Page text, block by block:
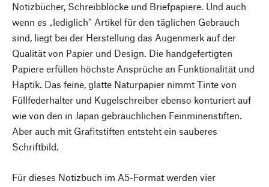
Notizbücher, Schreibblöcke und Briefpapiere. Und auch
wenn es „lediglich“ Artikel für den täglichen Gebrauch
sind, liegt bei der Herstellung das Augenmerk auf der
Qualität von Papier und Design. Die handgefertigten
Papiere erfüllen höchste Ansprüche an Funktionalität und
Haptik. Das feine, glatte Naturpapier nimmt Tinte von
Füllfederhalter und Kugelschreiber ebenso konturiert auf
wie von den in Japan gebräuchlichen Feinminenstiften.
Aber auch mit Grafitstiften entsteht ein sauberes
Schriftbild.
Für dieses Notizbuch im A5-Format werden vier